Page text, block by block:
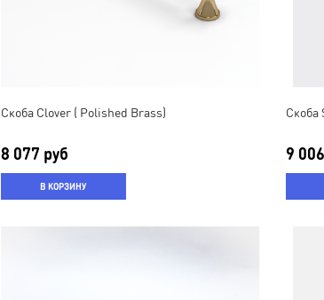
Скоба Clover ( Polished Brass)
8 077 руб
В КОРЗИНУ
Скоба
9